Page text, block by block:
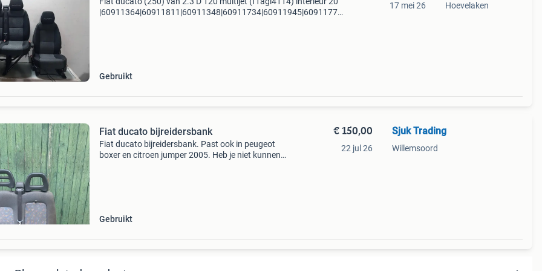
|60911364|60911811|60911348|60911734|60911945|60911771|
Gebruikt
17 mei 26 Hoevelaken
Fiat ducato bijreidersbank
Fiat ducato bijreidersbank. Past ook in peugeot
boxer en citroen jumper 2005. Heb je niet kunnen
Gebruikt
€ 150,00
22 jul 26
Sjuk Trading
Willemsoord